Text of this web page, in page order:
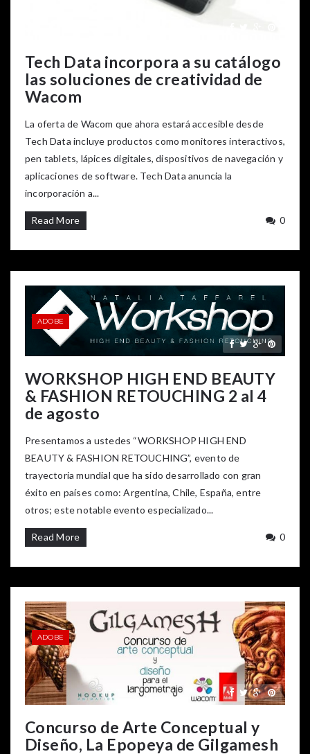
Tech Data incorpora a su catálogo
las soluciones de creatividad de
Wacom
La oferta de Wacom que ahora estará accesible desde
Tech Data incluye productos como monitores interactivos,
pen tablets, lápices digitales, dispositivos de navegación y
aplicaciones de software. Tech Data anuncia la
incorporación a...
Read More 0
WORKSHOP HIGH END BEAUTY
& FASHION RETOUCHING 2 al 4
de agosto
Presentamos a ustedes “WORKSHOP HIGH END
BEAUTY & FASHION RETOUCHING”, evento de
trayectoria mundial que ha sido desarrollado con gran
éxito en países como: Argentina, Chile, España, entre
otros; este notable evento especializado...
Read More 0
ADOBE
Concurso de Arte Conceptual y
Diseño, La Epopeya de Gilgamesh
ADOBE